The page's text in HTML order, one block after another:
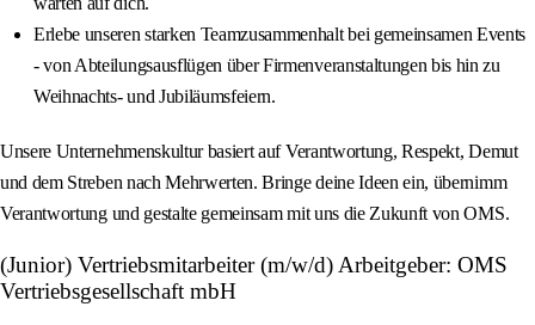
Erlebe unseren starken Teamzusammenhalt bei gemeinsamen Events
- von Abteilungsausflügen über Firmenveranstaltungen bis hin zu
Weihnachts- und Jubiläumsfeiern.
Unsere Unternehmenskultur basiert auf Verantwortung, Respekt, Demut
und dem Streben nach Mehrwerten. Bringe deine Ideen ein, übernimm
Verantwortung und gestalte gemeinsam mit uns die Zukunft von OMS.
(Junior) Vertriebsmitarbeiter (m/w/d) Arbeitgeber: OMS
Vertriebsgesellschaft mbH